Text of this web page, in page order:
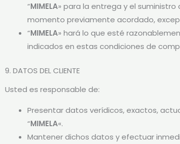
“MIMELA» para la entrega y el
momento previamente acordado,
“MIMELA» hará lo que esté
indicados en estas condiciones de
9. DATOS DEL CLIENTE
Usted es responsable de:
Presentar datos verídicos, exactos,
“MIMELA«.
Mantener dichos datos y efectuar